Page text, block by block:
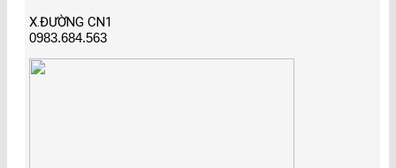
X.ĐƯỜNG CN1
0983.684.563